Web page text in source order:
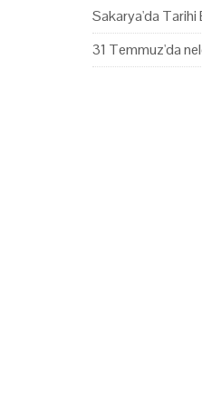
Sakarya'da Tarihi
31 Temmuz'da